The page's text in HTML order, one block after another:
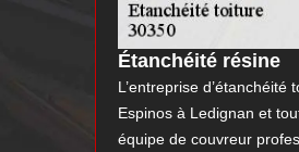
Étanchéité résine
L’entreprise d’étanchéité
Espinos à Ledignan et
équipe de couvreur